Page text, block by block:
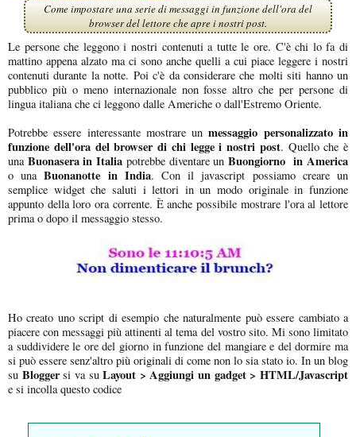
Come impostare una serie di messaggi in funzione dell'ora del
browser del lettore che apre i nostri post.
Le persone che leggono i nostri contenuti a tutte le ore. C'è chi lo fa di
mattino appena alzato ma ci sono anche quelli a cui piace leggere i nostri
contenuti durante la notte. Poi c'è da considerare che molti siti hanno un
pubblico più o meno internazionale non fosse altro che per persone di
lingua italiana che ci leggono dalle Americhe o dall'Estremo Oriente.
Potrebbe essere interessante mostrare unmessaggio personalizzato in
funzione dell'ora del browser di chi legge i nostri post. Quello che è
una Buonasera in Italia potrebbe diventare un Buongiorno in America
o unaBuonanotte in India. Con il javascript possiamo creare un
semplice widget che saluti i lettori in un modo originale in funzione
appunto della loro ora corrente. È anche possibile mostrare l'ora al lettore
prima o dopo il messaggio stesso.
Ho creato uno script di esempio che naturalmente può essere cambiato a
piacere con messaggi più attinenti al tema del vostro sito. Mi sono limitato
a suddividere le ore del giorno in funzione del mangiare e del dormire ma
si può essere senz'altro più originali di come non lo sia stato io. In un blog
su Bloggersi va suLayout > Aggiungi un gadget > HTML/Javascript
e si incolla questo codice